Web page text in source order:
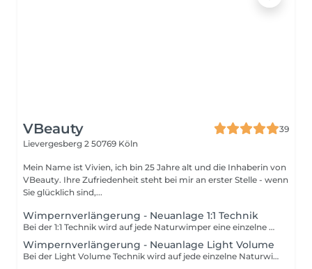
VBeauty
39
Lievergesberg 2 50769 Köln
Mein Name ist Vivien, ich bin 25 Jahre alt und die Inhaberin von
VBeauty. Ihre Zufriedenheit steht bei mir an erster Stelle - wenn
Sie glücklich sind,...
Wimpernverlängerung - Neuanlage 1:1 Technik
Bei der 1:1 Technik wird auf jede Naturwimper eine einzelne Wimper geklebt um einen ganz natürlichen Look zu kreieren. Speziell während einer Krebsbehandlung, bei Bindehautentzündung, Allergien, diversen Hautkrankheiten und auch bei extrem dünnen, brüchigen oder schwachen Naturwimpern wird unbedingt von einer Wimpernverlängerung abgeraten. Damit du deine Wimpernverlängerung lange genießen kannst, ist es empfehlenswert, innerhalb der ersten 24 Stunden auf intensives Reinigen der Augenpartie zu verzichten. Zu heißes Wasser im Gesicht, Saunieren oder Dampfbäder sind innerhalb der ersten 48 Stunden im Idealfall zu vermeiden.
Wimpernverlängerung - Neuanlage Light Volume
Bei der Light Volume Technik wird auf jede einzelne Naturwimper ein kleiner Fächer geklebt um einen natürlichen Volumenlook zu kreieren. Speziell während einer Krebsbehandlung, bei Bindehautentzündung, Allergien, diversen Hautkrankheiten und auch bei extrem dünnen, brüchigen oder schwachen Naturwimpern wird unbedingt von einer Wimpernverlängerung abgeraten. Damit du deine Wimpernverlängerung lange genießen kannst, ist es empfehlenswert, innerhalb der ersten 24 Stunden auf intensives Reinigen der Augenpartie zu verzichten. Zu heißes Wasser im Gesicht, Saunieren oder Dampfbäder sind innerhalb der ersten 48 Stunden im Idealfall zu vermeiden.